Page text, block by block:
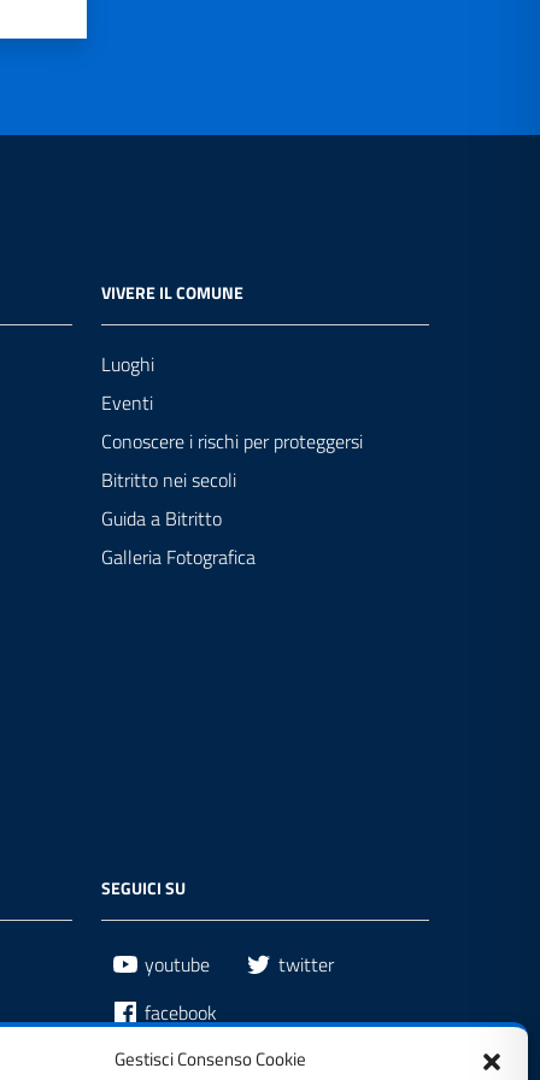
Gestisci Consenso Cookie
VIVERE IL COMUNE
Luoghi
Eventi
Conoscere i rischi per proteggersi
Bitritto nei secoli
Guida a Bitritto
Galleria Fotografica
SEGUICI SU
youtube
twitter
facebook